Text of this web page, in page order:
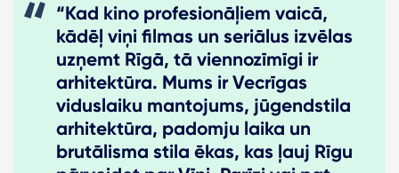
“Kad kino profesionāļiem vaicā,
kādēļ viņi filmas un seriālus izvēlas
uzņemt Rīgā, tā viennozīmīgi ir
arhitektūra. Mums ir Vecrīgas
viduslaiku mantojums, jūgendstila
arhitektūra, padomju laika un
brutālisma stila ēkas, kas ļauj Rīgu